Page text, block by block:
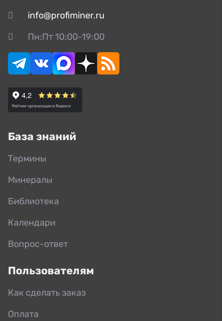
info@profiminer.ru
Пн:Пт 10:00-19:00
База знаний
Термины
Минералы
Библиотека
Календари
Вопрос-ответ
Пользователям
Как сделать заказ
Оплата